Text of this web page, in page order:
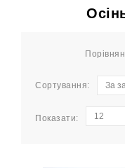
Сортування:
Показати: